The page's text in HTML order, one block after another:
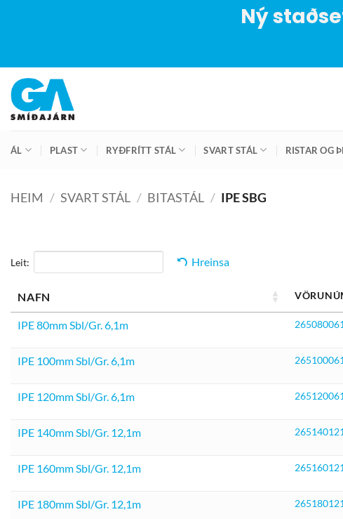
Ný
content
ÁL PLAST RYÐFRÍTT STÁL SVART STÁL RISTAR OG
HEIM / SVART STÁL / BITASTÁL / IPE SBG
Leit: Hreinsa
NAFN
IPE 80mm Sbl/Gr. 6,1m 265080061
IPE 100mm Sbl/Gr. 6,1m 265100061
IPE 120mm Sbl/Gr. 6,1m 265120061
IPE 140mm Sbl/Gr. 12,1m 265140121
IPE 160mm Sbl/Gr. 12,1m 265160121
IPE 180mm Sbl/Gr. 12,1m 265180121